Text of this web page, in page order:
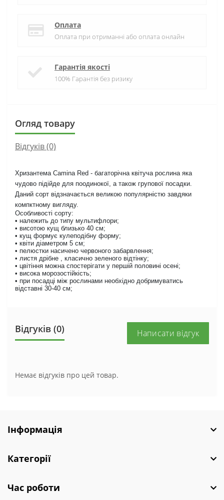
Оплата
Оплата при отриманні або оплата онлайн
Гарантія якості
100% Гарантія без ризику
Огляд товару
Відгуків (0)
Хризантема Camina Red - багаторічна квітуча рослина яка
чудово підійде для поодинокої, а також групової посадки.
Даний сорт відзначається великою популярністю завдяки
компктному вигляду.
Особливості сорту:
• належить до типу мультифлори;
• висотою кущ близько 40 см;
• кущ формує кулеподібну форму;
• квіти діаметром 5 см;
• пелюстки насичено червоного забарвлення;
• листя дрібне , класично зеленого відтінку;
• цвітіння можна спостерігати у першій половині осені;
• висока морозостійкість;
• при посадці між рослинами необхідно добримуватись
відставні 30-40 см;
Відгуків (0) Написати відгук
Немає відгуків про цей товар.
Інформація
Категорії
Час роботи